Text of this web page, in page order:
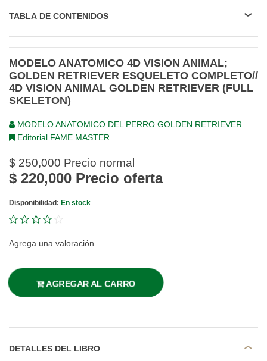
TABLA DE CONTENIDOS
MODELO ANATOMICO 4D VISION ANIMAL;
GOLDEN RETRIEVER ESQUELETO COMPLETO//
4D VISION ANIMAL GOLDEN RETRIEVER (FULL
SKELETON)
MODELO ANATOMICO DEL PERRO GOLDEN RETRIEVER
Editorial FAME MASTER
$ 250,000 Precio normal
$ 220,000 Precio oferta
Disponibilidad: En stock
Agrega una valoración
AGREGAR AL CARRO
DETALLES DEL LIBRO